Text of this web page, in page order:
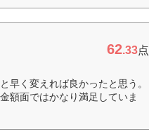
62.33点
早く変えれば良かったと思う。
額面ではかなり満足していま